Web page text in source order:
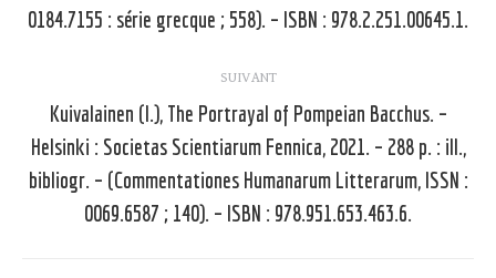
:
0184.7155 : série grecque ; 558). – ISBN : 978.2.251.00645.1.
SUIVANT
Article
suivant
:
Kuivalainen (I.), The Portrayal of Pompeian Bacchus. –
Helsinki : Societas Scientiarum Fennica, 2021. – 288 p. : ill.,
bibliogr. – (Commentationes Humanarum Litterarum, ISSN :
0069.6587 ; 140). – ISBN : 978.951.653.463.6.